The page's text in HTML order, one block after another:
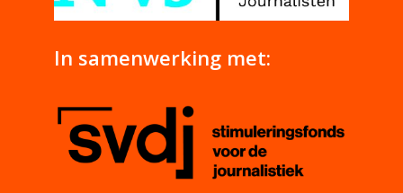
In samenwerking met: